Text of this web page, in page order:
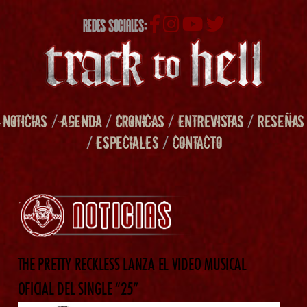
REDES SOCIALES:
NOTICIAS /AGENDA/ CRONICAS/ENTREVISTAS/RESEÑAS
/ESPECIALES/ CONTACTO
THE PRETTY RECKLESS LANZA EL VIDEO MUSICAL
OFICIAL DEL SINGLE “25”